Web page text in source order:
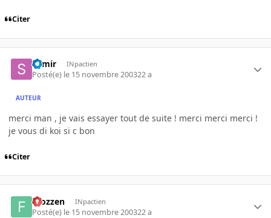
Citer
Samir INpactien
Posté(e) le 15 novembre 200322 a
AUTEUR
merci man , je vais essayer tout de suite ! merci merci merci !
je vous di koi si c bon
Citer
Frozzen INpactien
Posté(e) le 15 novembre 200322 a